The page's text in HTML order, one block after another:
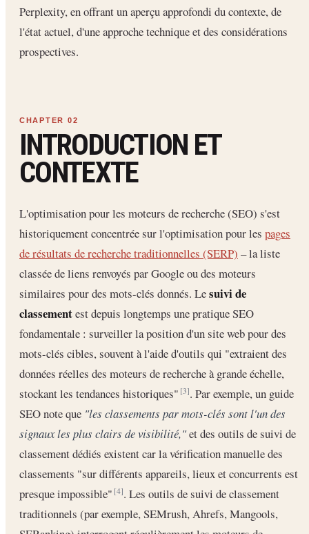
Perplexity, en offrant un aperçu approfondi du contexte, de
l'état actuel, d'une approche technique et des considérations
prospectives.
INTRODUCTION ET
CONTEXTE
L'optimisation pour les moteurs de recherche (SEO) s'est
historiquement concentrée sur l'optimisation pour les pages
de résultats de recherche traditionnelles (SERP) – la liste
classée de liens renvoyés par Google ou des moteurs
similaires pour des mots-clés donnés. Lesuivi de
classementest depuis longtemps une pratique SEO
fondamentale : surveiller la position d'un site web pour des
mots-clés cibles, souvent à l'aide d'outils qui "extraient des
données réelles des moteurs de recherche à grande échelle,
stockant les tendances historiques"[3]. Par exemple, un guide
SEO note que "les classements par mots-clés sont l'un des
signaux les plus clairs de visibilité,"et des outils de suivi de
classement dédiés existent car la vérification manuelle des
classements "sur différents appareils, lieux et concurrents est
presque impossible"[4]. Les outils de suivi de classement
traditionnels (par exemple, SEMrush, Ahrefs, Mangools,